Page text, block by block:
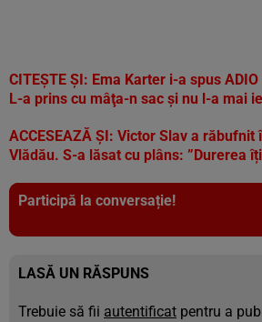
CITEȘTE ȘI: Ema Karter i-a spus
L-a prins cu mâţa-n sac şi nu l-a mai
ACCESEAZĂ ȘI: Victor Slav a răbufnit
Vlădău. S-a lăsat cu plâns: ”Durerea
Participă la conversație!
LASĂ UN RĂSPUNS
Trebuie să fii autentificat pentru a